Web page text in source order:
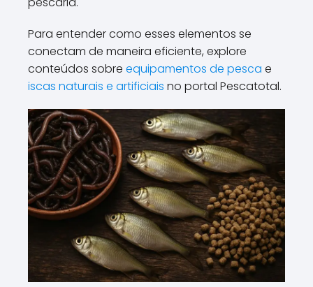
Para entender como esses elementos se
conectam de maneira eficiente, explore
conteúdos sobre equipamentos de pesca e
iscas naturais e artificiais no portal Pescatotal.